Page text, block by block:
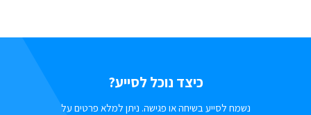
כיצד נוכל לסייע?
נשמח לסייע בשיחה או פגישה. ניתן למלא פרטים על